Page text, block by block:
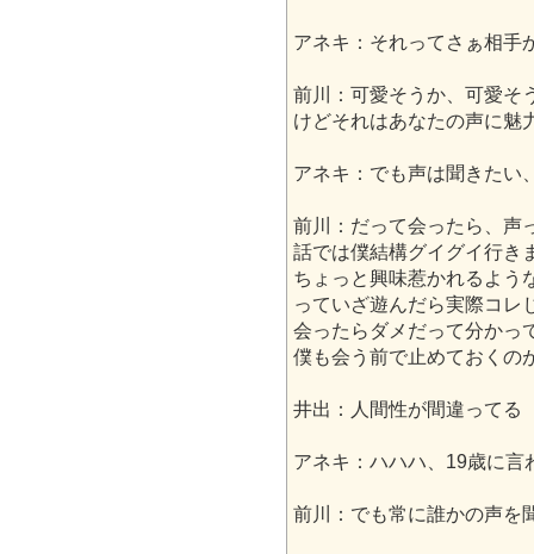
アネキ：それってさぁ相手
前川：可愛そうか、可愛そ
けどそれはあなたの声に魅
アネキ：でも声は聞きたい
前川：だって会ったら、声
話では僕結構グイグイ行き
ちょっと興味惹かれるよう
っていざ遊んだら実際コレ
会ったらダメだって分かっ
僕も会う前で止めておくの
井出：人間性が間違ってる
アネキ：ハハハ、19歳に言
前川：でも常に誰かの声を